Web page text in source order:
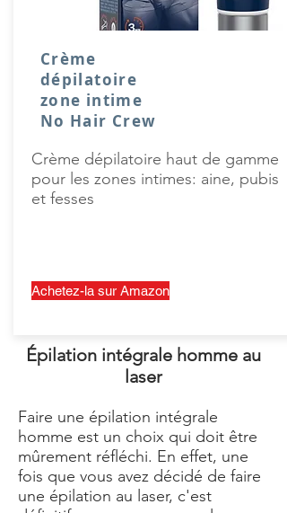
Crème
dépilatoire
zone intime
No Hair Crew
Crème dépilatoire haut de gamme
pour les zones intimes: aine, pubis
et fesses
Achetez-la sur Amazon
Épilation intégrale homme au
laser
Faire une épilation intégrale
homme est un choix qui doit être
mûrement réfléchi. En effet, une
fois que vous avez décidé de faire
une épilation au laser, c'est